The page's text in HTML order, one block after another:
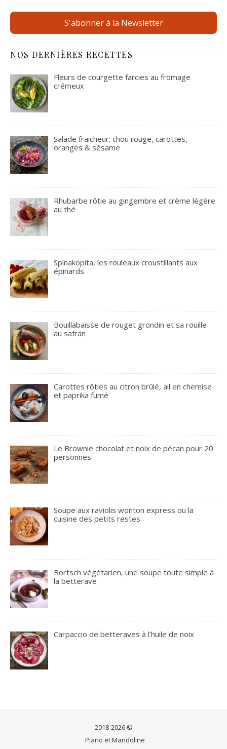
S'abonner à la Newsletter
NOS DERNIÈRES RECETTES
Fleurs de courgette farcies au fromage
crémeux
Salade fraicheur: chou rouge, carottes,
oranges & sésame
Rhubarbe rôtie au gingembre et crème légère
au thé
Spinakopita, les rouleaux croustillants aux
épinards
Bouillabaisse de rouget grondin et sa rouille
au safran
Carottes rôties au citron brûlé, ail en chemise
et paprika fumé
Le Brownie chocolat et noix de pécan pour 20
personnes
Soupe aux raviolis wonton express ou la
cuisine des petits restes
Bortsch végétarien, une soupe toute simple à
la betterave
Carpaccio de betteraves à l’huile de noix
2018-2026 ©
Piano et Mandoline